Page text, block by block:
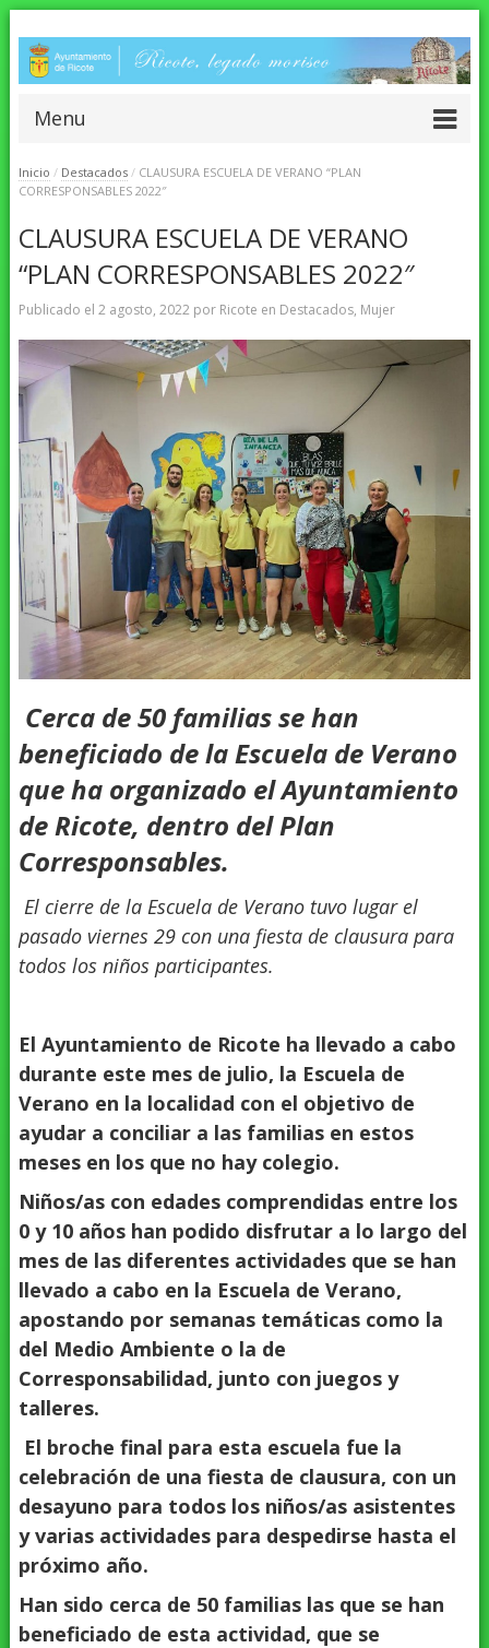
Menu
Inicio / Destacados / CLAUSURA ESCUELA DE VERANO “PLAN
CORRESPONSABLES 2022″
CLAUSURA ESCUELA DE VERANO
“PLAN CORRESPONSABLES 2022″
Publicado el 2 agosto, 2022por Ricote en Destacados, Mujer
Cerca de 50 familias se han
beneficiado de la Escuela de Verano
que ha organizado el Ayuntamiento
de Ricote, dentro del Plan
Corresponsables.
El cierre de la Escuela de Verano tuvo lugar el
pasado viernes 29 con una fiesta de clausura para
todos los niños participantes.
El Ayuntamiento de Ricote ha llevado a cabo
durante este mes de julio, la Escuela de
Verano en la localidad con el objetivo de
ayudar a conciliar a las familias en estos
meses en los que no hay colegio.
Niños/as con edades comprendidas entre los
0 y 10 años han podido disfrutar a lo largo del
mes de las diferentes actividades que se han
llevado a cabo en la Escuela de Verano,
apostando por semanas temáticas como la
del Medio Ambiente o la de
Corresponsabilidad, junto con juegos y
talleres.
El broche final para esta escuela fue la
celebración de una fiesta de clausura, con un
desayuno para todos los niños/as asistentes
y varias actividades para despedirse hasta el
próximo año.
Han sido cerca de 50 familias las que se han
beneficiado de esta actividad, que se